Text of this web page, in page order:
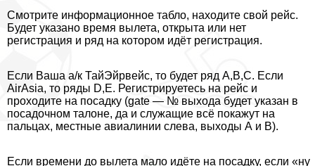
Смотрите информационное табло, находите свой рейс.
Будет указано время вылета, открыта или нет
регистрация и ряд на котором идёт регистрация.
Если Ваша а/к ТайЭйрвейс, то будет ряд А,В,С. Если
AirAsia, то ряды D,E. Регистрируетесь на рейс и
проходите на посадку (gate — № выхода будет указан в
посадочном талоне, да и служащие всё покажут на
пальцах, местные авиалинии слева, выходы А и В).
Если времени до вылета мало идёте на посадку, если «ну